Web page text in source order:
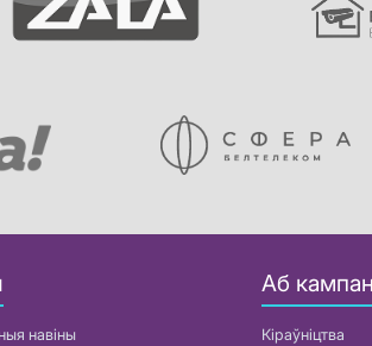
навіны
Аб
Кіраўніцтва